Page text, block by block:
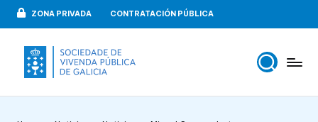
Skip
content
ZONA PRIVADA CONTRATACIÓN PÚBLICA